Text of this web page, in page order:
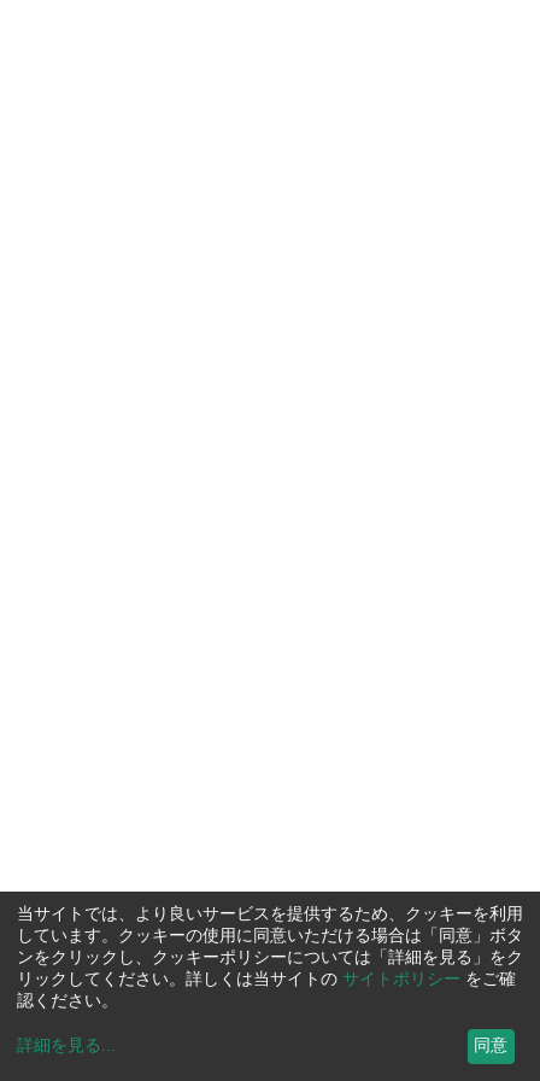
当サイトでは、より良いサービスを提供するため、クッキーを利用
しています。クッキーの使用に同意いただける場合は「同意」ボタ
ンをクリックし、クッキーポリシーについては「詳細を見る」をク
リックしてください。詳しくは当サイトの サイトポリシー をご確
認ください。
詳細を見る ... 同意